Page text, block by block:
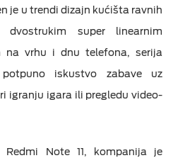
je u trendi dizajn kućišta ravnih
super linearnim
na vrhu i dnu telefona, serija
iskustvo zabave uz
igranju igara ili pregledu video-
Redmi Note 11, kompanija je